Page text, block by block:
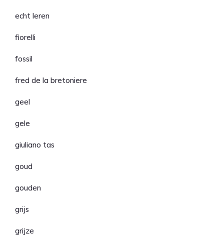
echt leren
fiorelli
fossil
fred de la bretoniere
geel
gele
giuliano tas
goud
gouden
grijs
grijze